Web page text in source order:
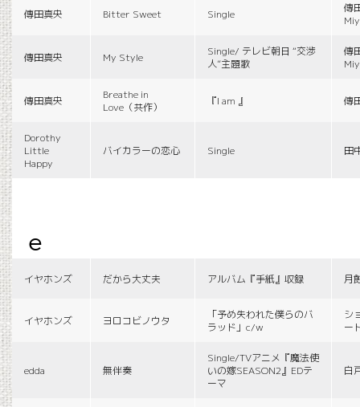
傳田真央 Bitter Sweet Single
傳
傳田真央 My Style
Single/ テレビ朝日 “交渉
人”主題歌
傳
傳田真央
Breathe in
Love（共作）
『I am 』 傳
Dorothy
Little
Happy
バイカラーの恋心 Single 田
e
イヤホンズ だから大丈夫 アルバム『手紙』収録 月
イヤホンズ ヨロコビノウタ
「予め失われた僕らのバ
ラッド」c/w
シ
ー
edda 無伴奏
Single/TVアニメ『魔法使
いの嫁SEASON2』EDテ
ーマ
白